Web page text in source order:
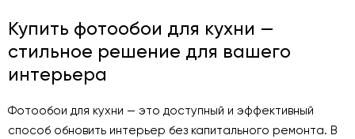
Купить фотообои для кухни —
стильное решение для вашего
интерьера
Фотообои для кухни — это доступный и эффективный
способ обновить интерьер без капитального ремонта. В